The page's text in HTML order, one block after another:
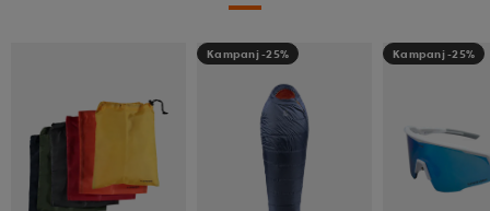
Kampanj -25% Kampanj -25%